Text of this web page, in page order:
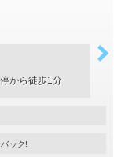
から徒歩1分
ック!